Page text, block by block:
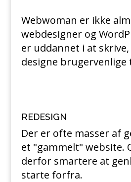
Webwoman er ikke
webdesigner og
er uddannet i at
designe brugervenlige
REDESIGN
Der er ofte masser af
et "gammelt" website.
derfor smartere at
starte forfra.